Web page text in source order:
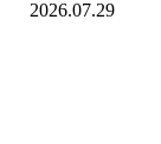
2026.07.29